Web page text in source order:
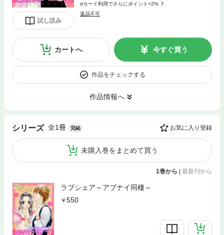
試し読み
dカード利用でさらにポイント+2%
返品不可
カートへ 今すぐ買う
作品をチェックする
作品情報へ
シリーズ 全1冊 完結 お気に入り登録
未購入巻をまとめて買う
1巻から | 最新刊から
ラブシェア～アブナイ同棲～
550